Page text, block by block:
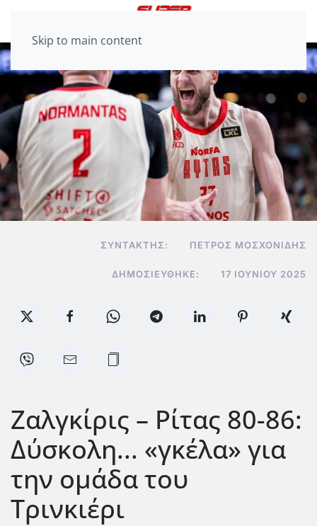
Skip to main content
ΣΥΝΤΆΚΤΗΣ: ΠΈΤΡΟΣ ΜΟΣΧΟΝΊΔΗΣ
ΔΗΜΟΣΙΕΎΘΗΚΕ: 17 ΙΟΥΝΊΟΥ 2025
Ζαλγκίρις – Ρίτας 80-86:
Δύσκολη... «γκέλα» για
την ομάδα του
Τρινκιέρι